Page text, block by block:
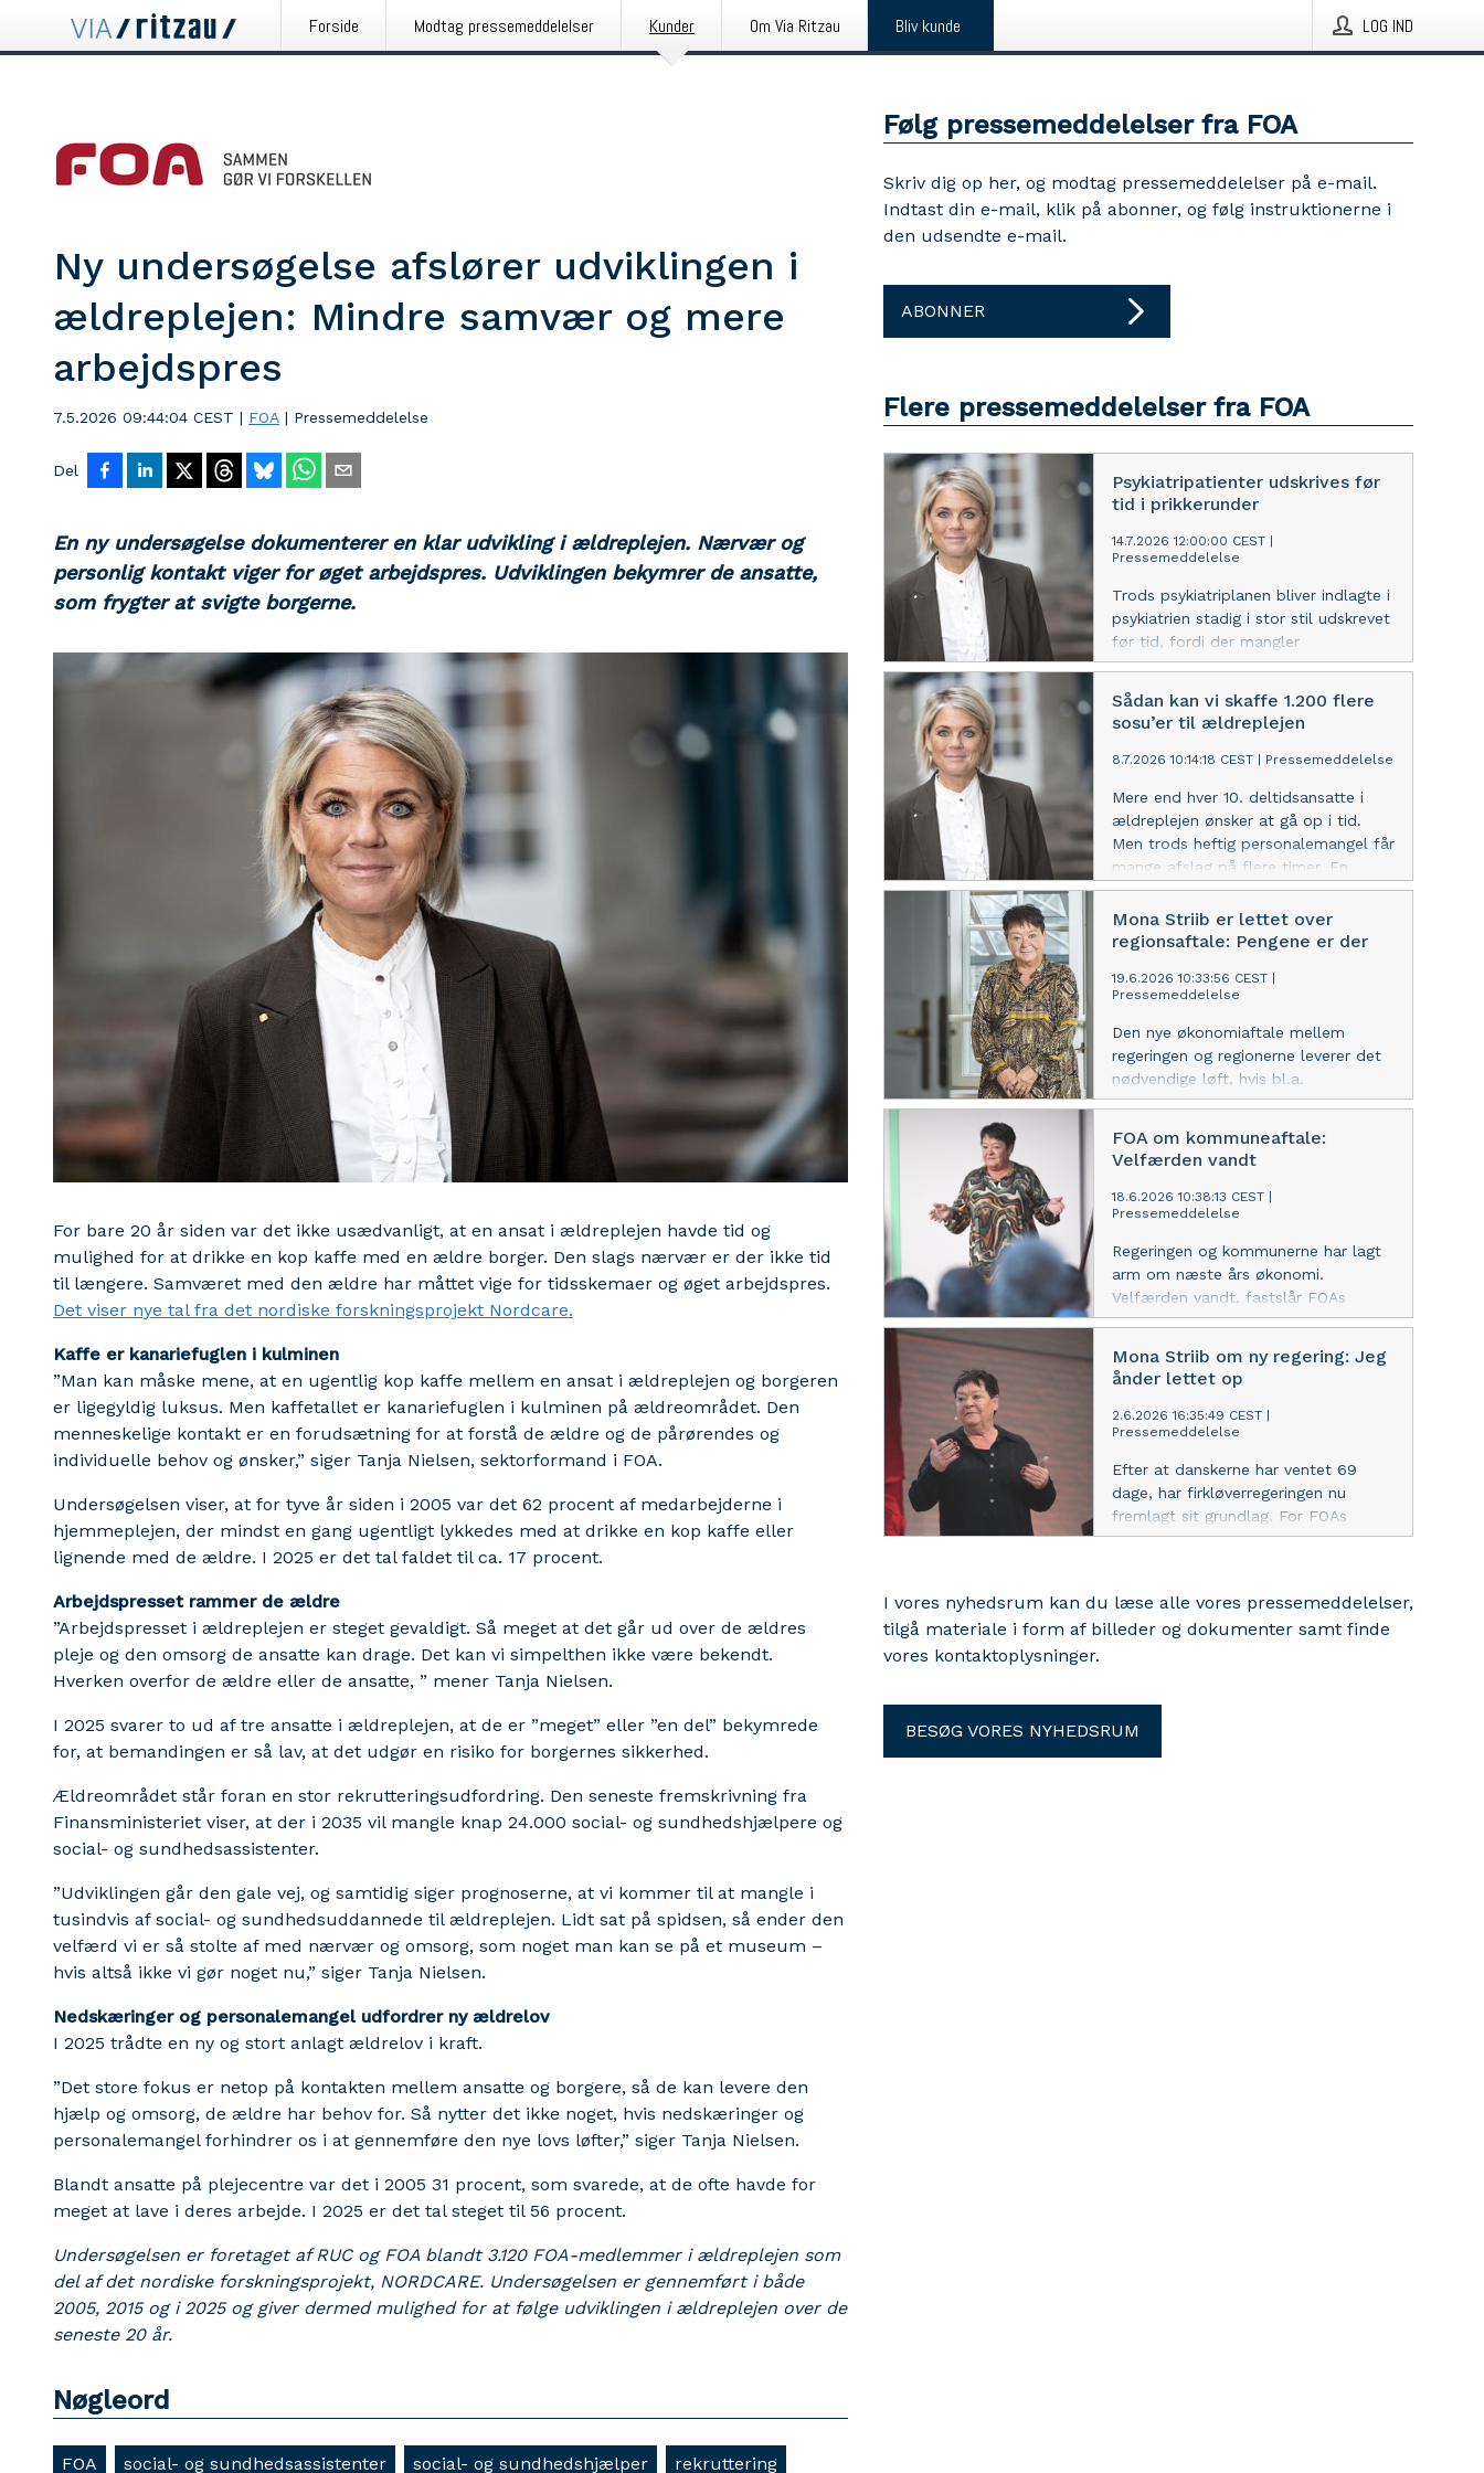
Forside Modtag pressemeddelelser Kunder Om Via Ritzau Bliv kunde LOG IND
Ny undersøgelse afslører udviklingen i
ældreplejen: Mindre samvær og mere
arbejdspres
7.5.2026 09:44:04 CEST | FOA | Pressemeddelelse
Del
En ny undersøgelse dokumenterer en klar udvikling i ældreplejen. Nærvær og
personlig kontakt viger for øget arbejdspres. Udviklingen bekymrer de ansatte,
som frygter at svigte borgerne.
For bare 20 år siden var det ikke usædvanligt, at en ansat i ældreplejen havde tid og
mulighed for at drikke en kop kaffe med en ældre borger. Den slags nærvær er der ikke tid
til længere. Samværet med den ældre har måttet vige for tidsskemaer og øget arbejdspres.
Det viser nye tal fra det nordiske forskningsprojekt Nordcare.
Kaffe er kanariefuglen i kulminen
”Man kan måske mene, at en ugentlig kop kaffe mellem en ansat i ældreplejen og borgeren
er ligegyldig luksus. Men kaffetallet er kanariefuglen i kulminen på ældreområdet. Den
menneskelige kontakt er en forudsætning for at forstå de ældre og de pårørendes og
individuelle behov og ønsker,” siger Tanja Nielsen, sektorformand i FOA.
Undersøgelsen viser, at for tyve år siden i 2005 var det 62 procent af medarbejderne i
hjemmeplejen, der mindst en gang ugentligt lykkedes med at drikke en kop kaffe eller
lignende med de ældre. I 2025 er det tal faldet til ca. 17 procent.
Arbejdspresset rammer de ældre
”Arbejdspresset i ældreplejen er steget gevaldigt. Så meget at det går ud over de ældres
pleje og den omsorg de ansatte kan drage. Det kan vi simpelthen ikke være bekendt.
Hverken overfor de ældre eller de ansatte, ” mener Tanja Nielsen.
I 2025 svarer to ud af tre ansatte i ældreplejen, at de er ”meget” eller ”en del” bekymrede
for, at bemandingen er så lav, at det udgør en risiko for borgernes sikkerhed.
Ældreområdet står foran en stor rekrutteringsudfordring. Den seneste fremskrivning fra
Finansministeriet viser, at der i 2035 vil mangle knap 24.000 social- og sundhedshjælpere og
social- og sundhedsassistenter.
”Udviklingen går den gale vej, og samtidig siger prognoserne, at vi kommer til at mangle i
tusindvis af social- og sundhedsuddannede til ældreplejen. Lidt sat på spidsen, så ender den
velfærd vi er så stolte af med nærvær og omsorg, som noget man kan se på et museum –
hvis altså ikke vi gør noget nu,” siger Tanja Nielsen.
Nedskæringer og personalemangel udfordrer ny ældrelov
I 2025 trådte en ny og stort anlagt ældrelov i kraft.
”Det store fokus er netop på kontakten mellem ansatte og borgere, så de kan levere den
hjælp og omsorg, de ældre har behov for. Så nytter det ikke noget, hvis nedskæringer og
personalemangel forhindrer os i at gennemføre den nye lovs løfter,” siger Tanja Nielsen.
Blandt ansatte på plejecentre var det i 2005 31 procent, som svarede, at de ofte havde for
meget at lave i deres arbejde. I 2025 er det tal steget til 56 procent.
Undersøgelsen er foretaget af RUC og FOA blandt 3.120 FOA-medlemmer i ældreplejen som
del af det nordiske forskningsprojekt, NORDCARE. Undersøgelsen er gennemført i både
2005, 2015 og i 2025 og giver dermed mulighed for at følge udviklingen i ældreplejen over de
seneste 20 år.
Nøgleord
FOA social- og sundhedsassistenter social- og sundhedshjælper rekruttering
Følg pressemeddelelser fra FOA
Skriv dig op her, og modtag pressemeddelelser på e-mail.
Indtast din e-mail, klik på abonner, og følg instruktionerne i
den udsendte e-mail.
ABONNER
Flere pressemeddelelser fra FOA
Psykiatripatienter udskrives før
tid i prikkerunder
14.7.2026 12:00:00 CEST
Pressemeddelelse
Trods psykiatriplanen bliver indlagte i
psykiatrien stadig i stor stil udskrevet
før tid, fordi der mangler
sengepladser. Det viser ny
hårdt presset socialpsykiatri.
Sådan kan vi skaffe 1.200 flere
sosu’er til ældreplejen
8.7.2026 10:14:18 CEST Pressemeddelelse
Mere end hver 10. deltidsansatte i
ældreplejen ønsker at gå op i tid.
Men trods heftig personalemangel får
mange afslag på flere timer. En
meningsløs situation, mener de
ansattes fagforbund FOA.
Mona Striib er lettet over
regionsaftale: Pengene er der
19.6.2026 10:33:56 CEST
Pressemeddelelse
Den nye økonomiaftale mellem
regeringen og regionerne leverer det
nødvendige løft, hvis bl.a.
sundhedsreformen skal blive en
Mona Striib.
FOA om kommuneaftale:
Velfærden vandt
18.6.2026 10:38:13 CEST
Pressemeddelelse
Regeringen og kommunerne har lagt
arm om næste års økonomi.
Velfærden vandt, fastslår FOAs
formand Mona Striib.
Mona Striib om ny regering: Jeg
ånder lettet op
2.6.2026 16:35:49 CEST
Pressemeddelelse
Efter at danskerne har ventet 69
dage, har firkløverregeringen nu
fremlagt sit grundlag. For FOAs
formand udløser det både stor
I vores nyhedsrum kan du læse alle vores pressemeddelelser,
tilgå materiale i form af billeder og dokumenter samt finde
vores kontaktoplysninger.
BESØG VORES NYHEDSRUM